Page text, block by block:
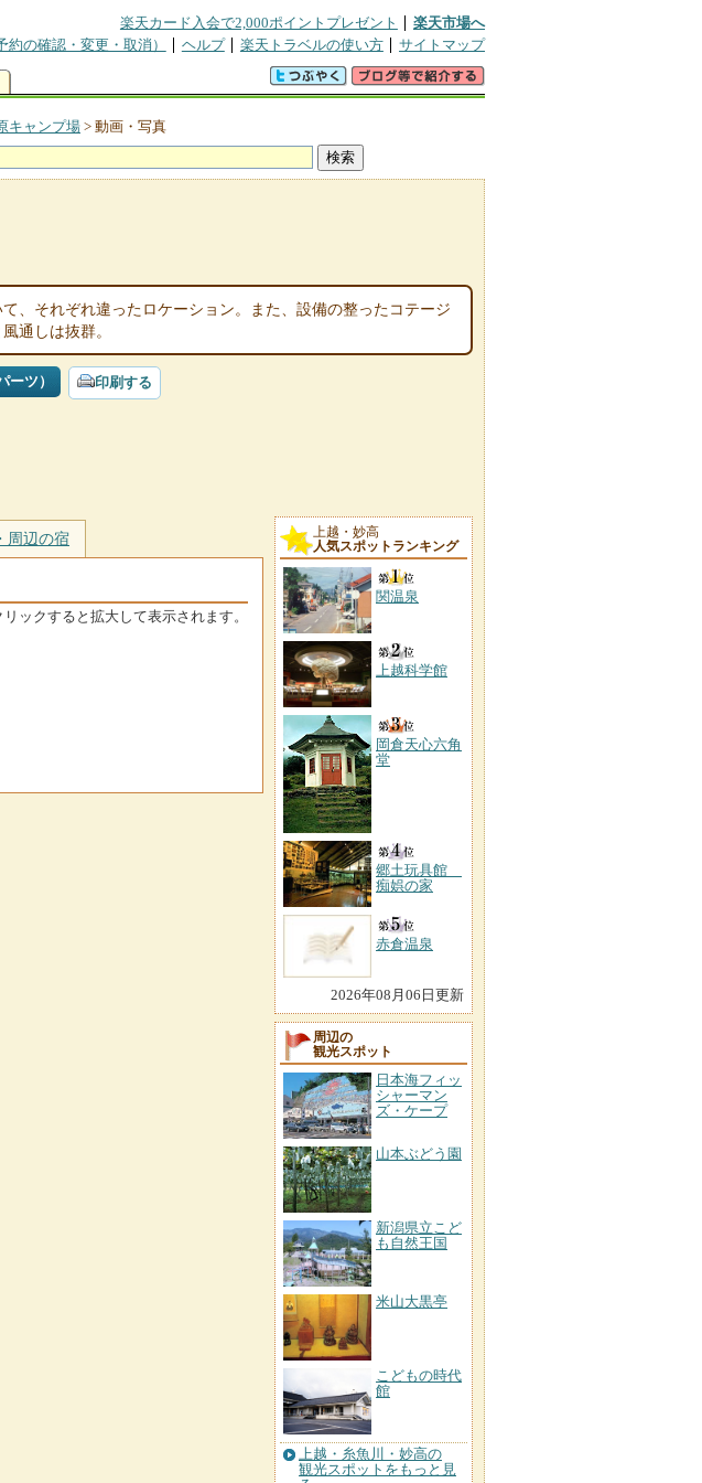
楽天カード入会で2,000ポイントプレゼント
楽天市場へ
約の確認・変更・取消） ヘルプ 楽天トラベルの使い方 サイトマップ
キャンプ場 > 動画・写真
、それぞれ違ったロケーション。また、設備の整ったコテージ
通しは抜群。
ツ） 印刷する
周辺の宿
ックすると拡大して表示されます。
上越・妙高
人気スポットランキング
関温泉
上越科学館
岡倉天心六角
堂
郷土玩具館
痴娯の家
赤倉温泉
2026年08月06日更新
周辺の
観光スポット
日本海フィッ
シャーマン
ズ・ケープ
山本ぶどう園
新潟県立こど
も自然王国
米山大黒亭
こどもの時代
館
上越・糸魚川・妙高の
観光スポットをもっと見